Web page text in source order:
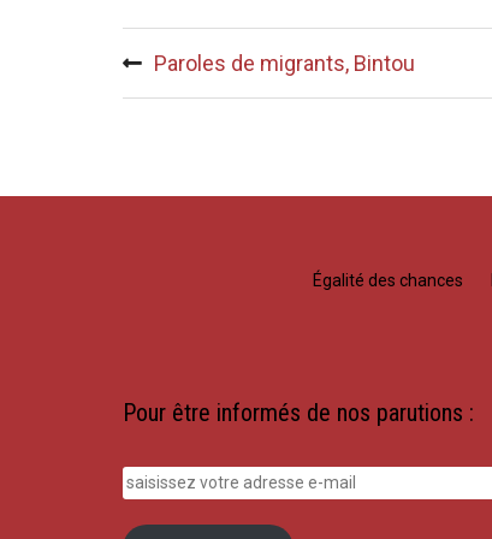
Paroles de migrants, Bintou
Égalité des chances
Pour être informés de nos parutions :
saisissez
votre
adresse